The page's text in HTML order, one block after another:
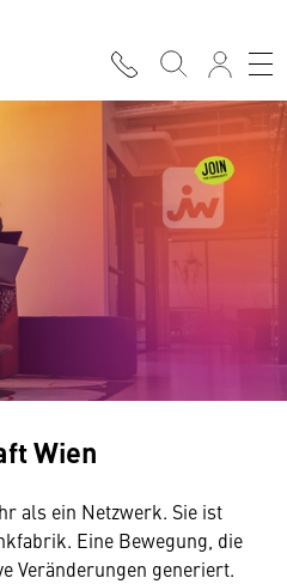
Wien
als ein Netzwerk. Sie ist
Eine Bewegung, die
Veränderungen generiert.